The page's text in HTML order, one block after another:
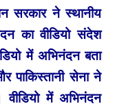
सरकार ने स्थानीय
का वीडियो संदेश
में अभिनंदन बता
पाकिस्तानी सेना ने
में अभिनंदन